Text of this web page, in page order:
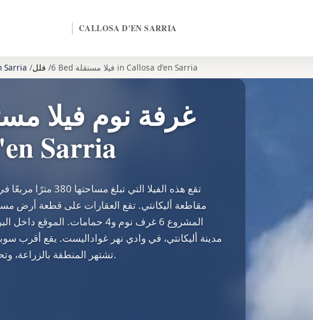
CALLOSA D'EN SARRIA
Sarria فلل 6 Bed فيلا مستقلة in Callosa d'en Sarria
Sarria
تقع هذه الفيلا التي
تشتهر المنطقة بالزراعة، وتحديداً زراعة العوينة (لوكوات).